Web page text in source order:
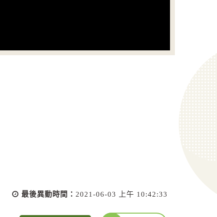
最後異動時間： 2021-06-03 上午 10:42:33